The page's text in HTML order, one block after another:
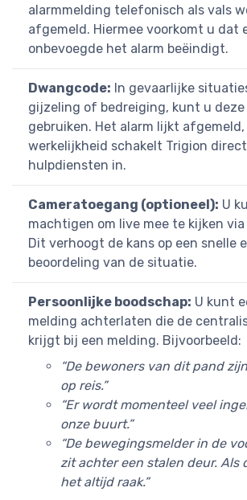
alarmmelding telefonisch als vals
afgemeld. Hiermee voorkomt u dat
onbevoegde het alarm beëindigt.
Dwangcode: In gevaarlijke
gijzeling of bedreiging, kunt u deze
gebruiken. Het alarm lijkt afgemeld,
werkelijkheid schakelt Trigion
hulpdiensten in.
Cameratoegang (optioneel): U
machtigen om live mee te kijken via
Dit verhoogt de kans op een snelle
beoordeling van de situatie.
Persoonlijke boodschap: U kunt
melding achterlaten die de
krijgt bij een melding. Bijvoorbeeld:
“De bewoners van dit pand
op reis.”
“Er wordt momenteel veel
onze buurt.”
“De bewegingsmelder in de
zit achter een stalen deur. Als
het altijd raak.”